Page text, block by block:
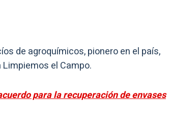
de agroquímicos, pionero en el país,
el Campo.
para la recuperación de envases